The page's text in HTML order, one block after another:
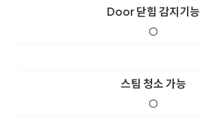
Door 닫힘 감지기능
O
스팀 청소 가능
O